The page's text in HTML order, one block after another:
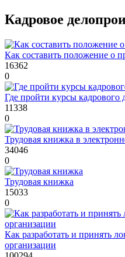
Кадровое
Как составить положение о
16362
0
Где пройти курсы кадрового
11338
0
Трудовая книжка в
34046
0
Трудовая книжка
15033
0
Как разработать и принять
организации